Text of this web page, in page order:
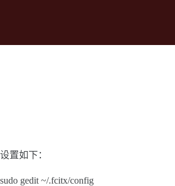
设置如下：
sudo gedit ~/.fcitx/config